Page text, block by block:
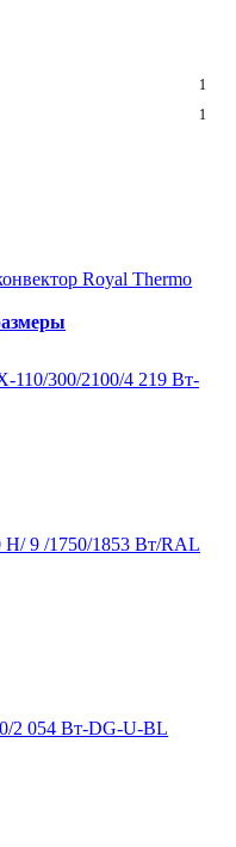
1
1
Royal Thermo
110/300/2100/4 219 Вт-
9 /1750/1853 Вт/RAL
2 054 Вт-DG-U-BL